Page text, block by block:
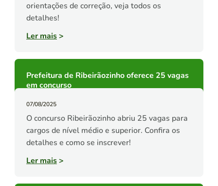
orientações de correção, veja todos os
detalhes!
Ler mais>
Prefeitura de Ribeirãozinho oferece 25 vagas
em concurso
07/08/2025
O concurso Ribeirãozinho abriu 25 vagas para
cargos de nível médio e superior. Confira os
detalhes e como se inscrever!
Ler mais>